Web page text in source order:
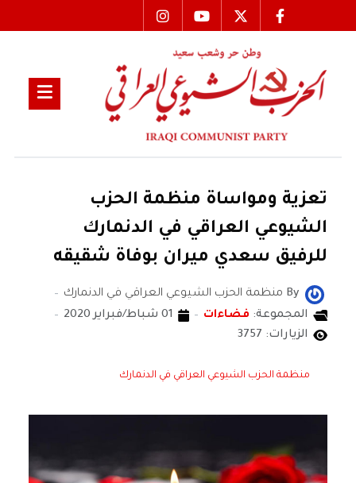
تعزية ومواساة منظمة الحزب
الشيوعي العراقي في الدنمارك
للرفيق سعدي ميران بوفاة شقيقه
By منظمة الحزب الشيوعي العراقي في الدنمارك
المجموعة: فضاءات
01 شباط/فبراير 2020
الزيارات: 3757
منظمة الحزب الشيوعي العراقي في الدنمارك